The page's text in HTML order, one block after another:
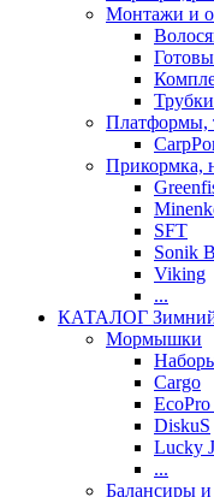
Монтажи и
Платформы,
Прикормка,
SFT
Sonik
Viking
...
КАТАЛОГ
Мормышки
Cargo
DiskuS
Lucky
...
Балансиры